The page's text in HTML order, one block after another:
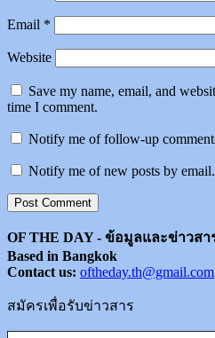
Email *
Website
Save my name, email, and
time I comment.
Notify me of follow-up
Notify me of new posts by email.
OF THE DAY - ข้อมูลและข่าวส
Based in Bangkok
Contact us: oftheday.th@gmail.com
สมัครเพื่อรับข่าวสาร
Type your email…